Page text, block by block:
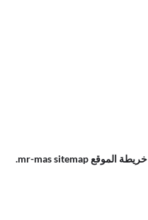
خريطة الموقع mr-mas sitemap.